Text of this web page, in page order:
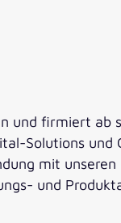
und firmiert ab
Solutions und
mit
und